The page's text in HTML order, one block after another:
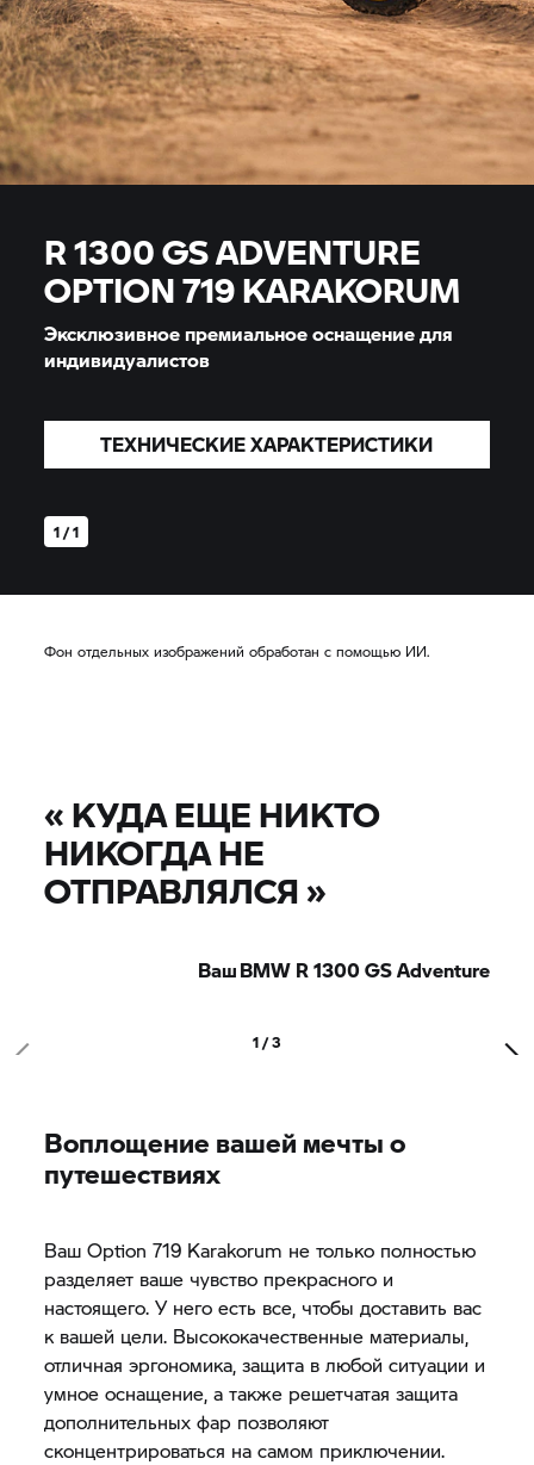
1 / 1
R 1300 GS ADVENTURE
OPTION 719 KARAKORUM
Эксклюзивное премиальное оснащение для
индивидуалистов
ТЕХНИЧЕСКИЕ ХАРАКТЕРИСТИКИ
Фон отдельных изображений обработан с помощью ИИ.
«КУДА ЕЩЕ НИКТО
НИКОГДА НЕ
ОТПРАВЛЯЛСЯ»
Ваш BMW R 1300 GS Adventure
1 / 3
Воплощение вашей мечты о
путешествиях
Ваш Option 719 Karakorum не только полностью
разделяет ваше чувство прекрасного и
настоящего. У него есть все, чтобы доставить вас
к вашей цели. Высококачественные материалы,
отличная эргономика, защита в любой ситуации и
умное оснащение, а также решетчатая защита
дополнительных фар позволяют
сконцентрироваться на самом приключении.